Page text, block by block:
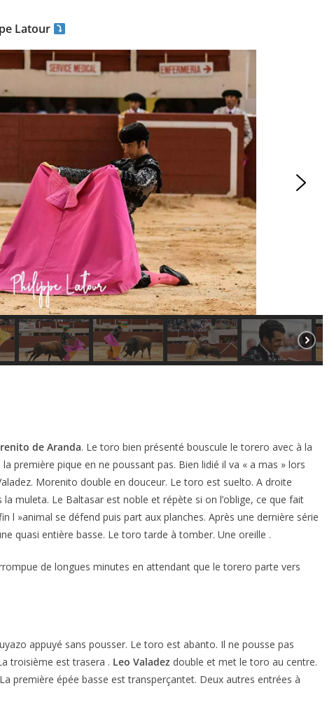
Latour
de Aranda. Le toro bien présenté bouscule le torero avec à la
première pique en ne poussant pas. Bien lidié il va « a mas » lors
Morenito double en douceur. Le toro est suelto. A droite
muleta. Le Baltasar est noble et répète si on l’oblige, ce que fait
l »animal se défend puis part aux planches. Après une dernière série
quasi entière basse. Le toro tarde à tomber. Une oreille .
de longues minutes en attendant que le torero parte vers
appuyé sans pousser. Le toro est abanto. Il ne pousse pas
troisième est trasera . Leo Valadez double et met le toro au centre.
première épée basse est transperçantet. Deux autres entrées à